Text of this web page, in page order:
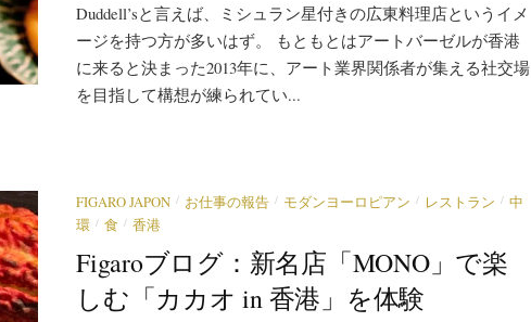
Duddell’sと言えば、ミシュラン星付きの広東料理店というイメ
ージを持つ方が多いはず。 もともとはアートバーゼルが香港
に来ると決まった2013年に、アート業界関係者が集える社交場
を目指して構想が練られてい...
FIGARO JAPON / お仕事の報告 / モダンヨーロピアン / レストラン / 中
環 / 食 / 香港
Figaroブログ：新名店「MONO」で楽
しむ「カカオ in 香港」を体験